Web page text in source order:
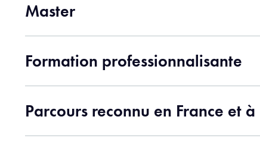
Master
Formation professionnalisante
Parcours reconnu en France et